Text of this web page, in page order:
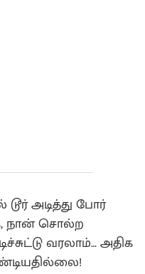
அடித்து போர்
நான் சொல்ற
வரலாம்… அதிக